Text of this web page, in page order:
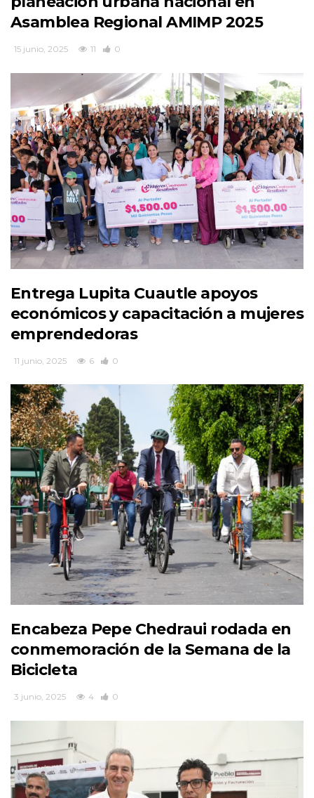
Asamblea Regional AMIMP 2025
15 junio, 2025 11 0
Entrega Lupita Cuautle apoyos
económicos y capacitación a mujeres
emprendedoras
11 junio, 2025 6 0
Encabeza Pepe Chedraui rodada en
conmemoración de la Semana de la
Bicicleta
3 junio, 2025 4 0